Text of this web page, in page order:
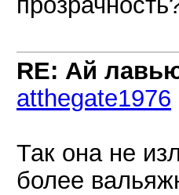
RE: Ай
atthegate1976
Так она не
более